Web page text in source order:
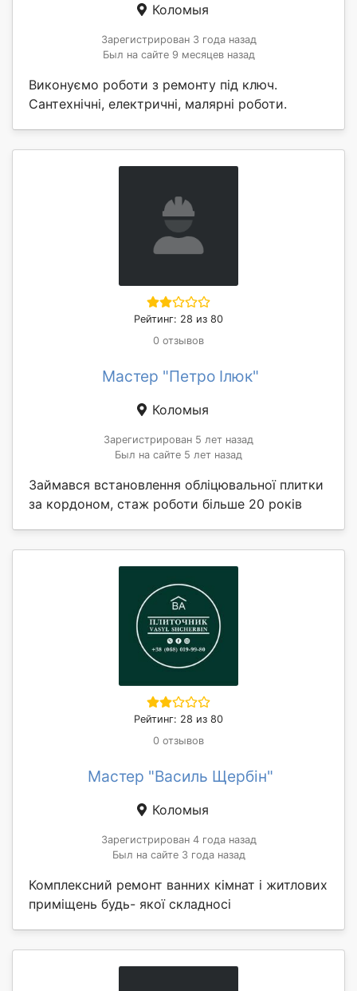
Коломыя
Зарегистрирован 3 года назад
Был на сайте 9 месяцев назад
Виконуємо роботи з ремонту під ключ.
Сантехнічні, електричні, малярні роботи.
Рейтинг: 28 из 80
0 отзывов
Мастер "Петро Ілюк"
Коломыя
Зарегистрирован 5 лет назад
Был на сайте 5 лет назад
Займався встановлення обліцювальної плитки
за кордоном, стаж роботи більше 20 років
Рейтинг: 28 из 80
0 отзывов
Мастер "Василь Щербін"
Коломыя
Зарегистрирован 4 года назад
Был на сайте 3 года назад
Комплексний ремонт ванних кімнат і житлових
приміщень будь- якої складносі